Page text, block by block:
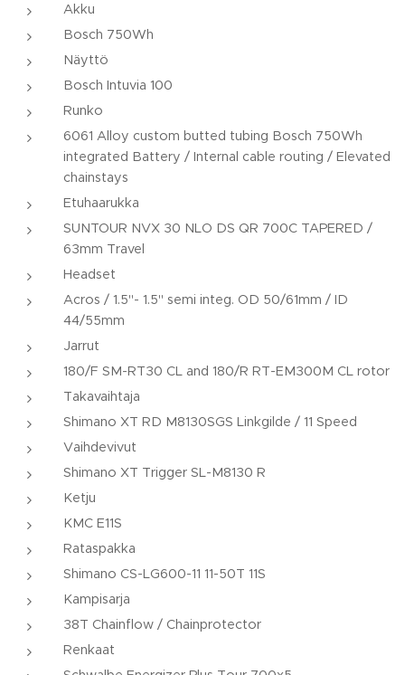
Akku
Bosch 750Wh
Näyttö
Bosch Intuvia 100
Runko
6061 Alloy custom butted tubing Bosch 750Wh
integrated Battery / Internal cable routing / Elevated
chainstays
Etuhaarukka
SUNTOUR NVX 30 NLO DS QR 700C TAPERED /
63mm Travel
Headset
Acros / 1.5"- 1.5" semi integ. OD 50/61mm / ID
44/55mm
Jarrut
180/F SM-RT30 CL and 180/R RT-EM300M CL rotor
Takavaihtaja
Shimano XT RD M8130SGS Linkgilde / 11 Speed
Vaihdevivut
Shimano XT Trigger SL-M8130 R
Ketju
KMC E11S
Rataspakka
Shimano CS-LG600-11 11-50T 11S
Kampisarja
38T Chainflow / Chainprotector
Renkaat